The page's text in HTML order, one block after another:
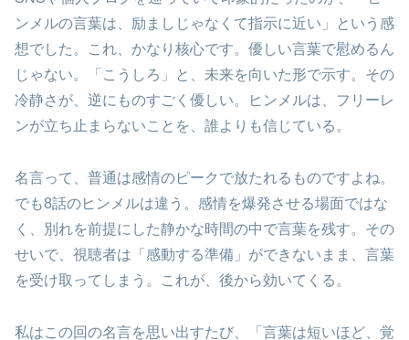
ンメルの言葉は、励ましじゃなくて指示に近い」という感
想でした。これ、かなり核心です。優しい言葉で慰めるん
じゃない。「こうしろ」と、未来を向いた形で示す。その
冷静さが、逆にものすごく優しい。ヒンメルは、フリーレ
ンが立ち止まらないことを、誰よりも信じている。
名言って、普通は感情のピークで放たれるものですよね。
でも8話のヒンメルは違う。感情を爆発させる場面ではな
く、別れを前提にした静かな時間の中で言葉を残す。その
せいで、視聴者は「感動する準備」ができないまま、言葉
を受け取ってしまう。これが、後から効いてくる。
私はこの回の名言を思い出すたび、「言葉は短いほど、覚